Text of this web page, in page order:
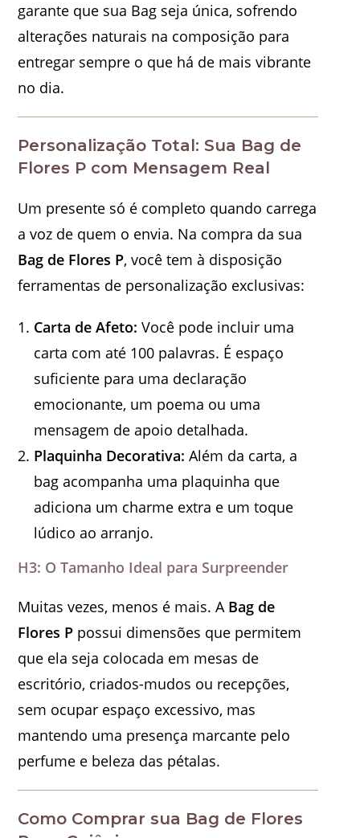
garante que sua Bag seja única, sofrendo
alterações naturais na composição para
entregar sempre o que há de mais vibrante
no dia.
Personalização Total: Sua Bag de
Flores P com Mensagem Real
Um presente só é completo quando carrega
a voz de quem o envia. Na compra da sua
Bag de Flores P, você tem à disposição
ferramentas de personalização exclusivas:
Carta de Afeto: Você pode incluir uma
carta com até 100 palavras. É espaço
suficiente para uma declaração
emocionante, um poema ou uma
mensagem de apoio detalhada.
Plaquinha Decorativa: Além da carta, a
bag acompanha uma plaquinha que
adiciona um charme extra e um toque
lúdico ao arranjo.
H3: O Tamanho Ideal para Surpreender
Muitas vezes, menos é mais. A Bag de
Flores P possui dimensões que permitem
que ela seja colocada em mesas de
escritório, criados-mudos ou recepções,
sem ocupar espaço excessivo, mas
mantendo uma presença marcante pelo
perfume e beleza das pétalas.
Como Comprar sua Bag de Flores